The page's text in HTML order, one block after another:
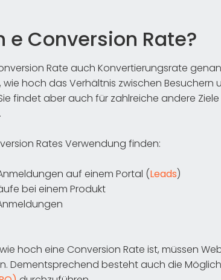
e Conversion Rate?
Rate auch Konvertierungsrate
hoch das Verhältnis zwischen Besuchern
findet aber auch für zahlreiche andere
Rates Verwendung finden:
auf einem Portal (Leads)
bei einem Produkt
hoch eine Conversion Rate ist, müssen
Dementsprechend besteht auch die